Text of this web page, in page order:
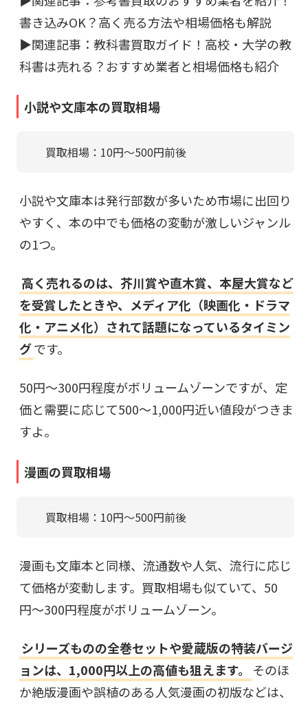
書き込みOK？高く売る方法や相場価格も解説
▶︎関連記事： 教科書買取ガイド！高校・大学の教
科書は売れる？おすすめ業者と相場価格も紹介
小説や文庫本の買取相場
買取相場：10円〜500円前後
小説や文庫本は発行部数が多いため市場に出回り
やすく、本の中でも価格の変動が激しいジャンル
の1つ。
高く売れるのは、芥川賞や直木賞、本屋大賞など
を受賞したときや、メディア化（映画化・ドラマ
化・アニメ化）されて話題になっているタイミン
グです。
50円〜300円程度がボリュームゾーンですが、定
価と需要に応じて500〜1,000円近い値段がつきま
すよ。
漫画の買取相場
買取相場：10円〜500円前後
漫画も文庫本と同様、流通数や人気、流行に応じ
て価格が変動します。買取相場も似ていて、50
円〜300円程度がボリュームゾーン。
シリーズものの全巻セットや愛蔵版の特装バージ
ョンは、1,000円以上の高値も狙えます。
そのほ
か絶版漫画や誤植のある人気漫画の初版などは、